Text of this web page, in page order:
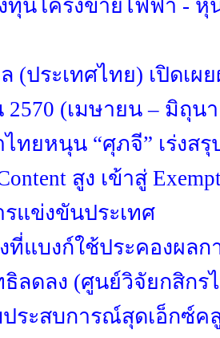
ทุนโครงข่ายไฟฟ้า - หุ้
(ประเทศไทย) เปิดเผ
2570 (เมษายน – มิถุน
ทยหนุน “ศุภจี” เร่งส
สูง เข้าสู่
แข่งขันประเทศ
ที่แบงก์ใช้ประคองผลก
ลดลง (ศูนย์วิจัยกสิกร
ประสบการณ์สุดเอ็กซ์ค